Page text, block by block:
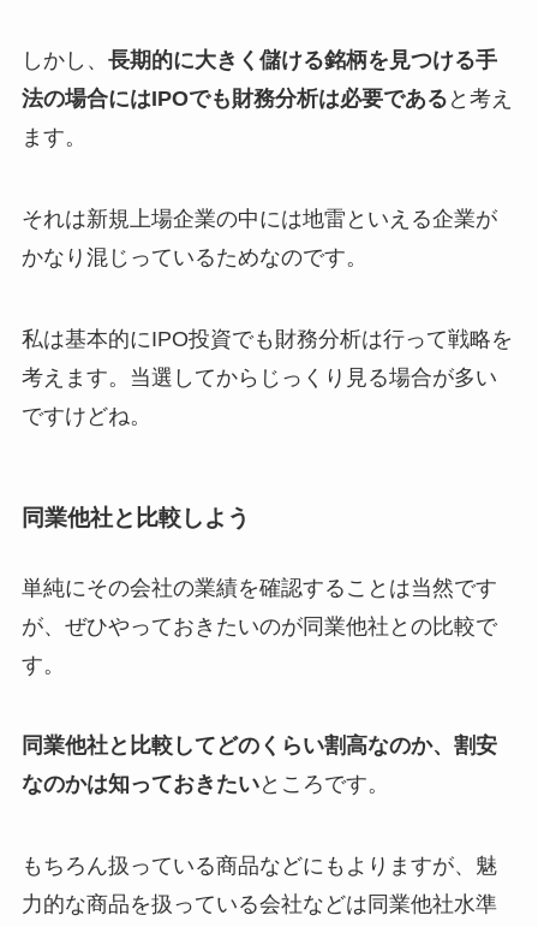
しかし、 長期的に大きく儲ける銘柄を見つける手
法の場合にはIPOでも財務分析は必要である と考え
ます。
それは新規上場企業の中には地雷といえる企業が
かなり混じっているためなのです。
私は基本的にIPO投資でも財務分析は行って戦略を
考えます。当選してからじっくり見る場合が多い
ですけどね。
同業他社と比較しよう
単純にその会社の業績を確認することは当然です
が、ぜひやっておきたいのが同業他社との比較で
す。
同業他社と比較してどのくらい割高なのか、割安
なのかは知っておきたいところです。
もちろん扱っている商品などにもよりますが、魅
力的な商品を扱っている会社などは同業他社水準